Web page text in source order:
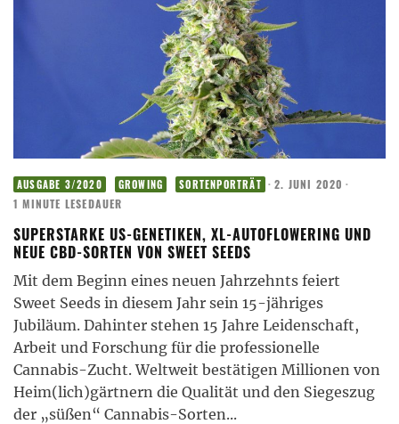
AUSGABE 3/2020 GROWING SORTENPORTRÄT · 2. JUNI 2020 ·
1 MINUTE LESEDAUER
SUPERSTARKE US-GENETIKEN, XL-AUTOFLOWERING UND
NEUE CBD-SORTEN VON SWEET SEEDS
Mit dem Beginn eines neuen Jahrzehnts feiert
Sweet Seeds in diesem Jahr sein 15-jähriges
Jubiläum. Dahinter stehen 15 Jahre Leidenschaft,
Arbeit und Forschung für die professionelle
Cannabis-Zucht. Weltweit bestätigen Millionen von
Heim(lich)gärtnern die Qualität und den Siegeszug
der „süßen“ Cannabis-Sorten...